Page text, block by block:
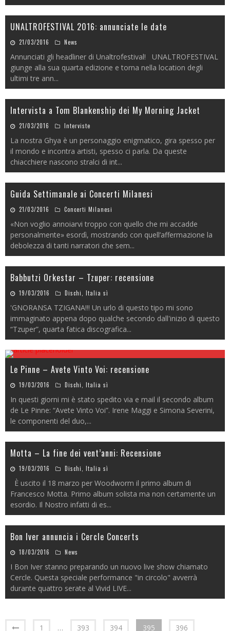
UNALTROFESTIVAL 2016: annunciate le date
21/03/2016 News
Annunciati gli headliner di Unaltrofestival! UNALTROFESTIVAL
giunge alla sua quarta edizione e torna nella location degli
ultimi tre ann...
Intervista a Tom Blankenship dei My Morning Jacket
21/03/2016 Interviste
La nostra Ghya è un personaggio enigmatico, gira spesso per
il mondo e incontra artisti, spesso ci parla. Da queste
chiacchiere nascono stralci di int...
Guida Settimanale ai Concerti Milanesi
21/03/2016 Concerti Milanesi
«Non voglio annoiarvi troppo con quello che mi accadde
personalmente» esordì, mostrando con quell’affermazione la
debolezza di tanti narratori che sem...
Babbutzi Orkestar – Tzuper: recensione
19/03/2016 Dischi Italia sì
'GNORANSA TZIGANA!!! Un urlo di questo tipo mi sono
immaginato appena dopo qualche secondo dall'inizio di questo
“Tzuper”, quarta fatica discografica...
Le Pinne – Avete Vinto Voi: recensione
19/03/2016 Dischi Italia sì
In questi giorni mi è stato spedito via e mail il secondo album
de Le Pinne: “Avete Vinto Voi”. Irene Maggi e Simona Severini,
le componenti del duo,...
Motta – La fine dei vent’anni: Recensione
19/03/2016 Dischi Italia sì
È uscito il 18 marzo per Woodworm il primo album di
Francesco Motta. Primo album solista ma non certamente un
esordio. Il Nostro infatti di es...
Bon Iver annuncia i Cercle Concerts
18/03/2016 News
I Bon Iver stanno preparando un nuovo live show chiamato
Cercle. Questa speciale performance "in circolo" avverrà
durante quattro serate al Vivid LIVE...
1 … 393 394 395 396